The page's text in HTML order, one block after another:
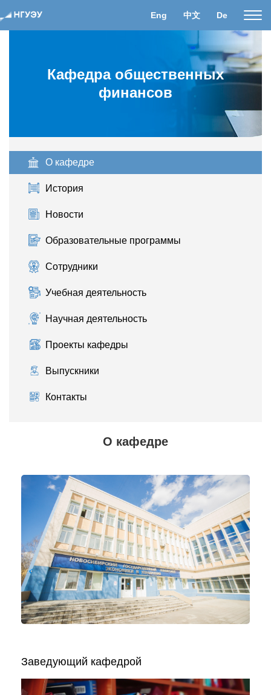
Eng 中文 De
Кафедра общественных
финансов
О кафедре
О кафедре
История
Новости
Образовательные программы
Сотрудники
Учебная деятельность
Научная деятельность
Проекты кафедры
Выпускники
Контакты
Заведующий кафедрой